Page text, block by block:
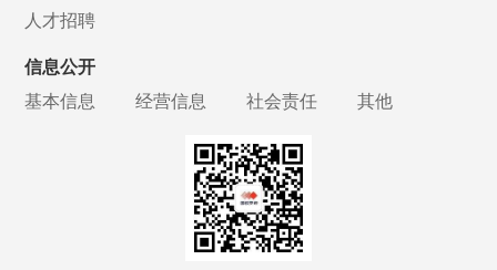
人才招聘
信息公开
基本信息
经营信息 社会责任 其他